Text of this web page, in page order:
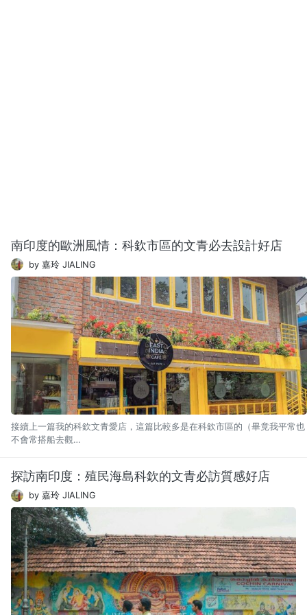
南印度的歐洲風情：科欽市區的文青必去設計好店
by 嘉玲 JIALING
接續上一篇我的科欽文青愛店，這篇比較多是在科欽市區的（畢竟我平常也
不會常搭船去觀…
探訪南印度：殖民海島科欽的文青必訪質感好店
by 嘉玲 JIALING